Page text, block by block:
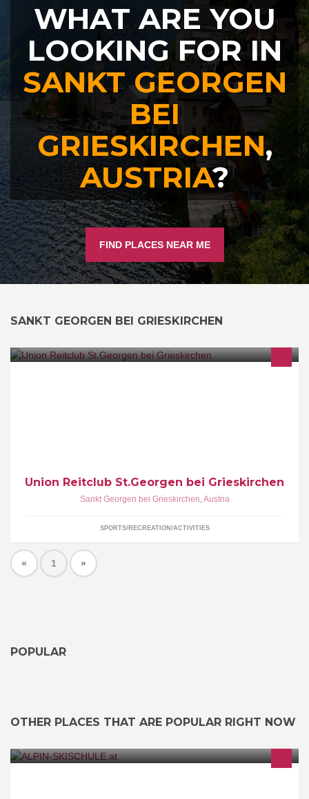
WHAT ARE YOU
LOOKING FOR IN
SANKT GEORGEN
BEI
GRIESKIRCHEN,
AUSTRIA?
FIND PLACES NEAR ME
SANKT GEORGEN BEI GRIESKIRCHEN
Union Reitclub St.Georgen bei Grieskirchen
Sankt Georgen bei Grieskirchen,Austria
SPORTS/RECREATION/ACTIVITIES
« 1 »
POPULAR
OTHER PLACES THAT ARE POPULAR RIGHT NOW